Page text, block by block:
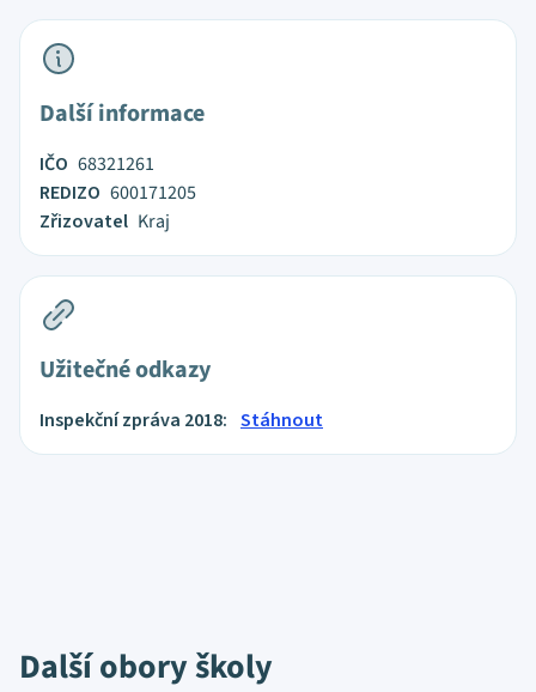
Další informace
IČO 68321261
REDIZO 600171205
Zřizovatel Kraj
Užitečné odkazy
Inspekční zpráva 2018: Stáhnout
Další obory školy